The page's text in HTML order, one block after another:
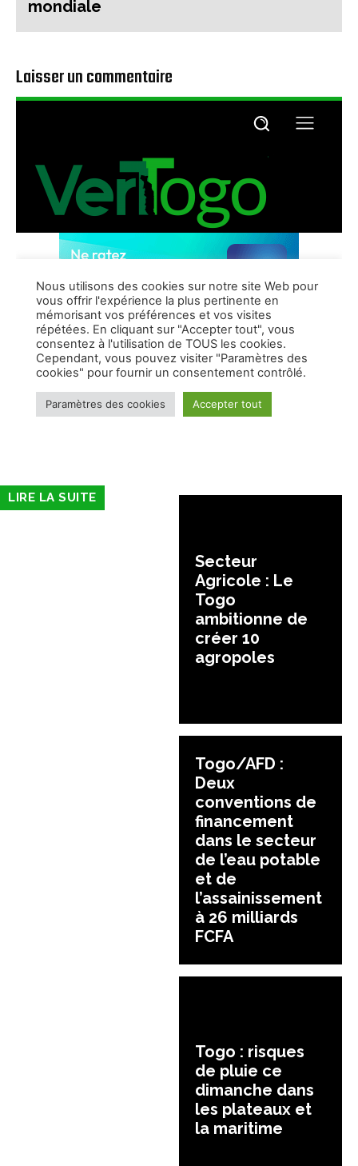
mondiale
Laisser un commentaire
LIRE LA SUITE
Secteur
Agricole : Le
Togo
ambitionne de
créer 10
agropoles
Togo/AFD :
Deux
conventions de
financement
dans le secteur
de l’eau potable
et de
l’assainissement
à 26 milliards
FCFA
Togo : risques
de pluie ce
dimanche dans
les plateaux et
la maritime